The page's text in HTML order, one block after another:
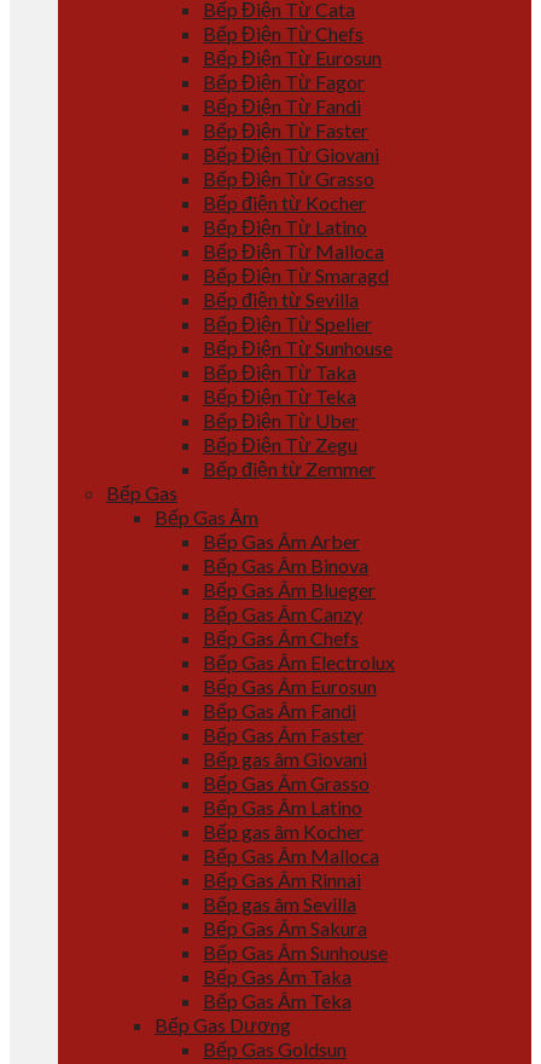
Bếp Điện Từ Cata
Bếp Điện Từ Chefs
Bếp Điện Từ Eurosun
Bếp Điện Từ Fagor
Bếp Điện Từ Fandi
Bếp Điện Từ Faster
Bếp Điện Từ Giovani
Bếp Điện Từ Grasso
Bếp điện từ Kocher
Bếp Điện Từ Latino
Bếp Điện Từ Malloca
Bếp Điện Từ Smaragd
Bếp điện từ Sevilla
Bếp Điện Từ Spelier
Bếp Điện Từ Sunhouse
Bếp Điện Từ Taka
Bếp Điện Từ Teka
Bếp Điện Từ Uber
Bếp Điện Từ Zegu
Bếp điện từ Zemmer
Bếp Gas
Bếp Gas Âm
Bếp Gas Âm Arber
Bếp Gas Âm Binova
Bếp Gas Âm Blueger
Bếp Gas Âm Canzy
Bếp Gas Âm Chefs
Bếp Gas Âm Electrolux
Bếp Gas Âm Eurosun
Bếp Gas Âm Fandi
Bếp Gas Âm Faster
Bếp gas âm Giovani
Bếp Gas Âm Grasso
Bếp Gas Âm Latino
Bếp gas âm Kocher
Bếp Gas Âm Malloca
Bếp Gas Âm Rinnai
Bếp gas âm Sevilla
Bếp Gas Âm Sakura
Bếp Gas Âm Sunhouse
Bếp Gas Âm Taka
Bếp Gas Âm Teka
Bếp Gas Dương
Bếp Gas Goldsun